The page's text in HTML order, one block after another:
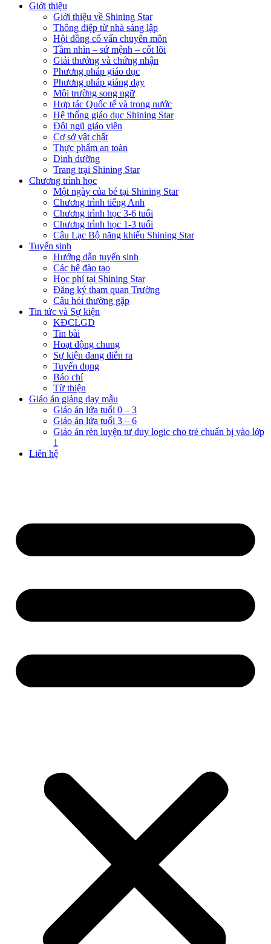
Giới thiệu
Giới thiệu về Shining Star
Thông điệp từ nhà sáng lập
Hội đồng cố vấn chuyên môn
Tầm nhìn – sứ mệnh – cốt lõi
Giải thưởng và chứng nhận
Phương pháp giáo dục
Phương pháp giảng dạy
Môi trường song ngữ
Hợp tác Quốc tế và trong nước
Hệ thống giáo dục Shining Star
Đội ngũ giáo viên
Cơ sở vật chất
Thực phẩm an toàn
Dinh dưỡng
Trang trại Shining Star
Chương trình học
Một ngày của bé tại Shining Star
Chương trình tiếng Anh
Chương trình học 3-6 tuổi
Chương trình học 1-3 tuổi
Câu Lạc Bộ năng khiếu Shining Star
Tuyển sinh
Hướng dẫn tuyển sinh
Các hệ đào tạo
Học phí tại Shining Star
Đăng ký tham quan Trường
Câu hỏi thường gặp
Tin tức và Sự kiện
KĐCLGD
Tin bài
Hoạt động chung
Sự kiện đang diễn ra
Tuyển dụng
Báo chí
Từ thiện
Giáo án giảng dạy mẫu
Giáo án lứa tuổi 0 – 3
Giáo án lứa tuổi 3 – 6
Giáo án rèn luyện tư duy logic cho trẻ chuẩn bị vào lớp
1
Liên hệ